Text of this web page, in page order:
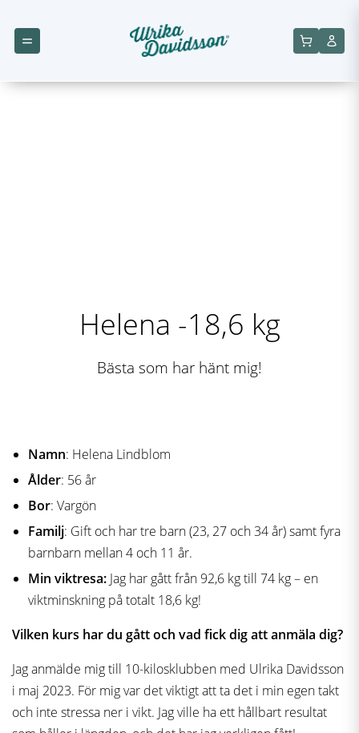
Helena -18,6 kg
Bästa som har hänt mig!
Namn: Helena Lindblom
Ålder: 56 år
Bor: Vargön
Familj: Gift och har tre barn (23, 27 och 34 år) samt fyra
barnbarn mellan 4 och 11 år.
Min viktresa: Jag har gått från 92,6 kg till 74 kg – en
viktminskning på totalt 18,6 kg!
Vilken kurs har du gått och vad fick dig att anmäla dig?
Jag anmälde mig till 10-kilosklubben med Ulrika Davidsson
i maj 2023. För mig var det viktigt att ta det i min egen takt
och inte stressa ner i vikt. Jag ville ha ett hållbart resultat